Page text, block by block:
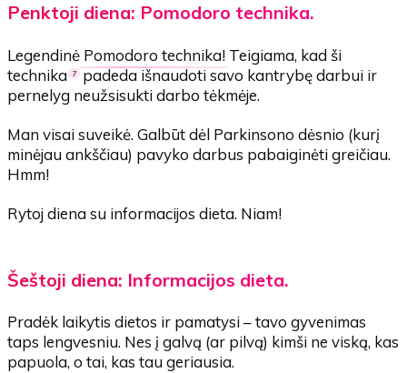
Penktoji diena: Pomodoro technika.
Legendinė Pomodoro technika! Teigiama, kad ši
technika7 padeda išnaudoti savo kantrybę darbui ir
pernelyg neužsisukti darbo tėkmėje.
Man visai suveikė. Galbūt dėl Parkinsono dėsnio (kurį
minėjau ankščiau) pavyko darbus pabaiginėti greičiau.
Hmm!
Rytoj diena su informacijos dieta. Niam!
Šeštoji diena: Informacijos dieta.
Pradėk laikytis dietos ir pamatysi – tavo gyvenimas
taps lengvesniu. Nes į galvą (ar pilvą) kimši ne viską, kas
papuola, o tai, kas tau geriausia.